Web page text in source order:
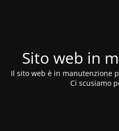
Sito web in
Il sito web è in manutenzione
Ci scusiamo